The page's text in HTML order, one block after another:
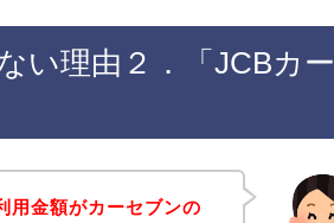
い理由２．「JCBカー
用金額がカーセブンの